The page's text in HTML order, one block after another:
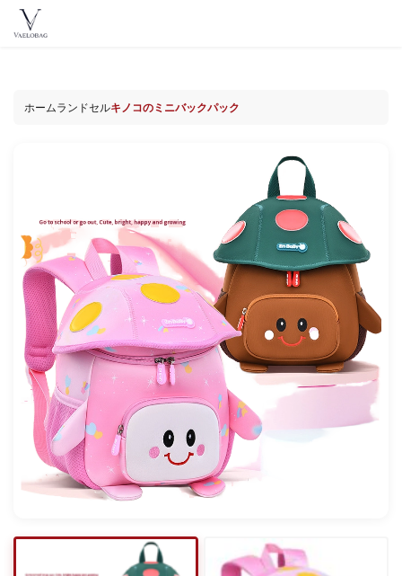
テVaelobag
ホームランドセルキノコのミニバックパック